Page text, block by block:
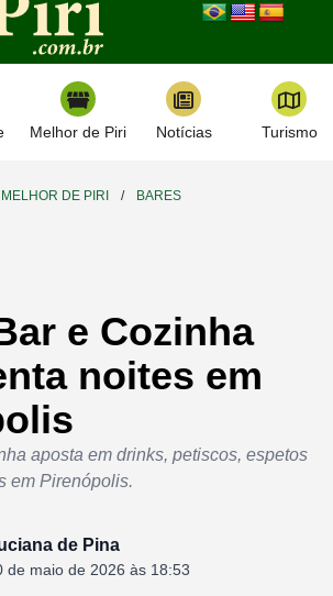
Melhor de Piri Notícias Turismo
MELHOR DE PIRI / BARES
e Cozinha
noites em
aposta em drinks, petiscos, espetos
em Pirenópolis.
de Pina
de maio de 2026 às 18:53